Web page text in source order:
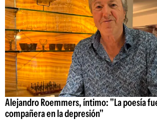
Alejandro Roemmers, íntimo: "La poesía
compañera en la depresión"